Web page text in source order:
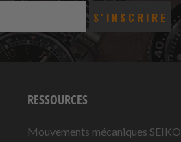
RESSOURCES
Mouvements mécaniques SEIKO